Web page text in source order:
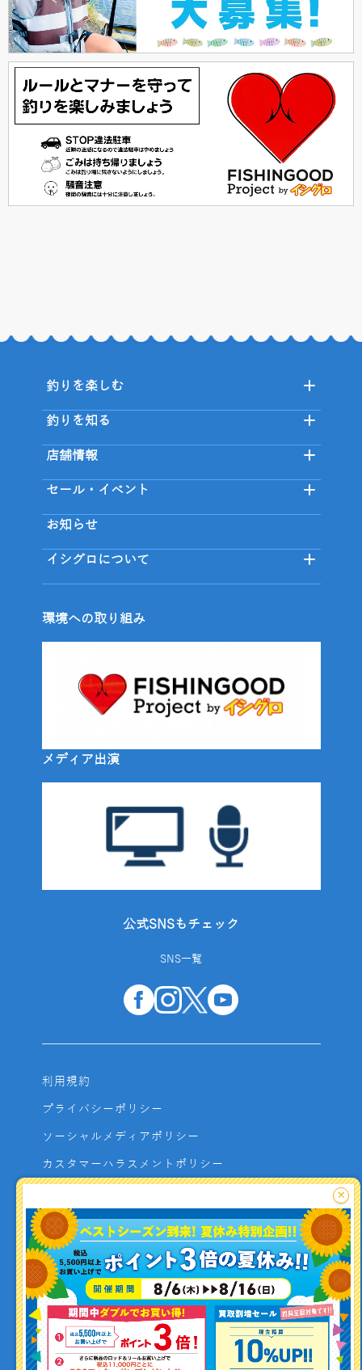
釣り情報を
投稿する
釣りを楽しむ
釣りを知る
店舗情報
セール・イベント
お知らせ
イシグロについて
環境への取り組み
メディア出演
公式SNSもチェック
SNS一覧
利用規約
プライバシーポリシー
ソーシャルメディアポリシー
カスタマーハラスメントポリシー
よくあるご質問
お問い合わせ
利用者資金の保全方法
×